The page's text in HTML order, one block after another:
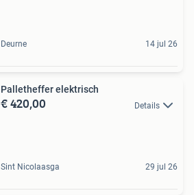
Deurne 14 jul 26
Palletheffer elektrisch
€ 420,00 Details
Sint Nicolaasga 29 jul 26